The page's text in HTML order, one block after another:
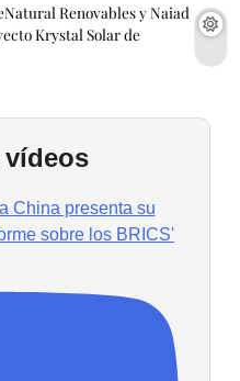
Renovables y Naiad
Krystal Solar de
China presenta su
sobre los BRICS'